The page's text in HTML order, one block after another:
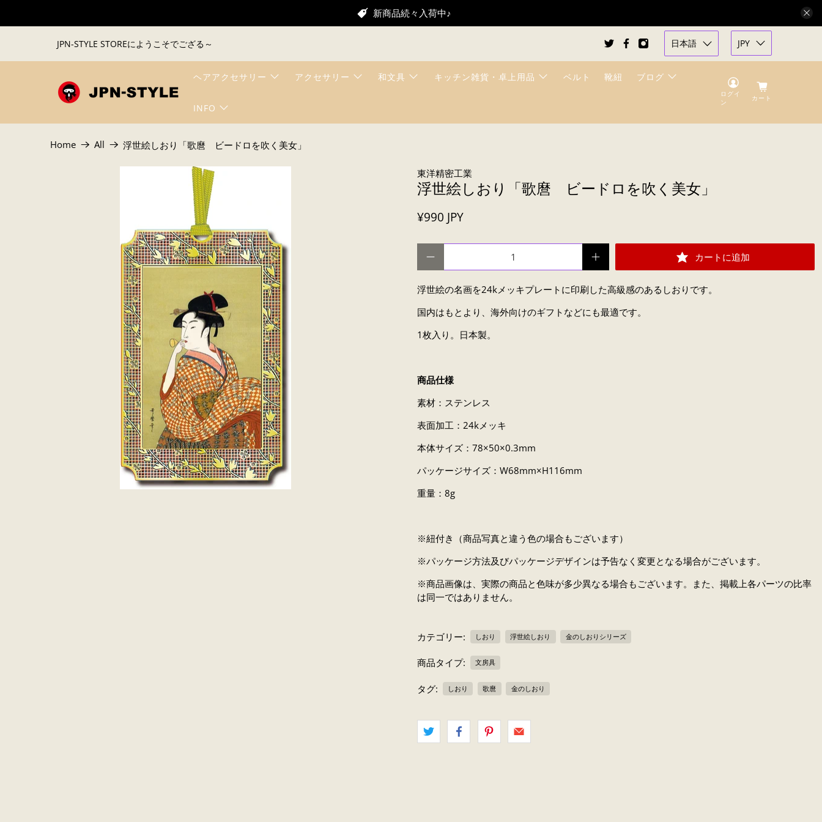
新商品続々入荷中♪
JPN-STYLE STOREにようこそでござる～ 日本語 JPY
ヘアアクセサリー アクセサリー 和文具 キッチン雑貨・卓上用品 ベルト 靴紐 ブログ
INFO
ログイ
ン
カート
Home All 浮世絵しおり「歌麿 ビードロを吹く美女」
東洋精密工業
浮世絵しおり「歌麿 ビードロを吹く美女」
¥990 JPY
カートに追加
浮世絵の名画を24kメッキプレートに印刷した高級感のあるしおりです。
国内はもとより、海外向けのギフトなどにも最適です。
1枚入り。日本製。
商品仕様
素材：ステンレス
表面加工：24kメッキ
本体サイズ：78×50×0.3mm
パッケージサイズ：W68mm×H116mm
重量：8g
※紐付き（商品写真と違う色の場合もございます）
※パッケージ方法及びパッケージデザインは予告なく変更となる場合がございます。
※商品画像は、実際の商品と色味が多少異なる場合もございます。また、掲載上各パーツの比率
は同一ではありません。
カテゴリー: しおり 浮世絵しおり 金のしおりシリーズ
商品タイプ: 文房具
タグ: しおり 歌麿 金のしおり